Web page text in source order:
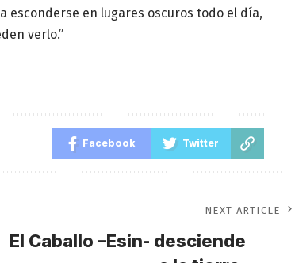
esconderse en lugares oscuros todo el día,
verlo.”
Facebook Twitter
NEXT ARTICLE
El Caballo –Esin- desciende